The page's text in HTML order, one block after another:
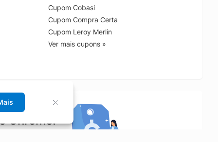
Cupom Cobasi
Cupom Compra Certa
Cupom Leroy Merlin
Ver mais cupons »
Chrome!